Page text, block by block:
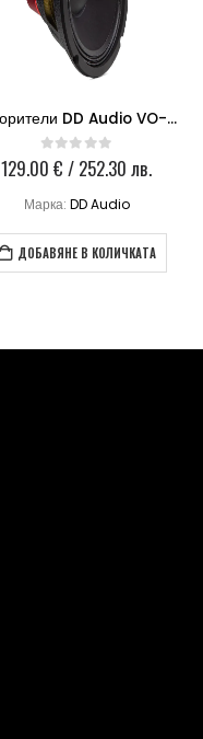
Говорители DD Audio VO-MN6.5
0 out of 5
129.00€ / 252.30 лв.
Марка: DD Audio
ДОБАВЯНЕ В КОЛИЧКАТА